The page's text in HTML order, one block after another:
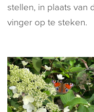
stellen, in plaats van
vinger op te steken.